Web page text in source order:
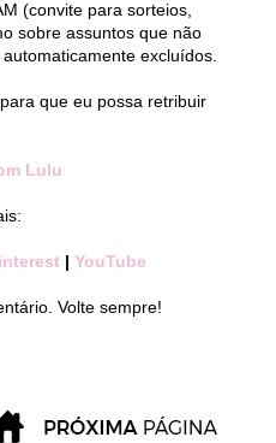
(convite para sorteios,
sobre assuntos que não
excluídos.
que eu possa retribuir
Lulu
| YouTube
Volte sempre!